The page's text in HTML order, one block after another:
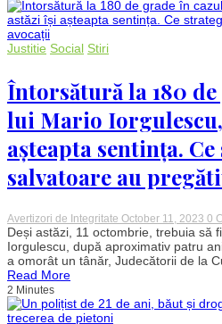
Justitie Social Stiri
Întorsătură la 180
lui Mario
așteapta sentința.
salvatoare au
Avertizori de Integritate October 11, 2023 0
Deși astăzi, 11 octombrie, trebuia să
Iorgulescu, după aproximativ patru
a omorât un tânăr, Judecătorii de la
Read More
2 Minutes